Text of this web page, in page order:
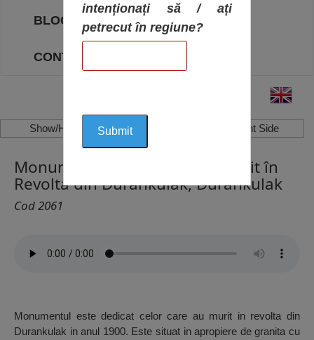
BLOG
CONTACT
Show/Hide Left Side Show/Hide Right Side
Monumentul Celor Care au Murit în
Revolta din Durankulak, Durankulak
Cod 2061
Monumentul este dedicat celor care au murit in revolta din
Durankulak in anul 1900. Este situat in apropiere de granita cu
intenționați să / ați
petrecut în regiune?